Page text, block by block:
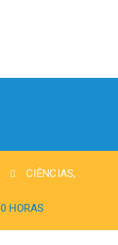
CIÊNCIAS,
HORAS